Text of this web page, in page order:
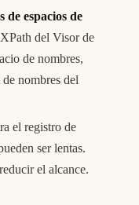
de espacios de
del Visor de
de nombres,
nombres del
el registro de
ser lentas.
el alcance.